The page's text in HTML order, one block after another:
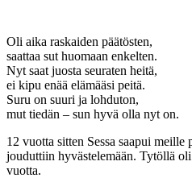
Oli aika raskaiden päätösten,
saattaa sut huomaan enkelten.
Nyt saat juosta seuraten heitä,
ei kipu enää elämääsi peitä.
Suru on suuri ja lohduton,
mut tiedän – sun hyvä olla nyt on.
12 vuotta sitten Sessa saapui meille
jouduttiin hyvästelemään. Tytöllä
vuotta.